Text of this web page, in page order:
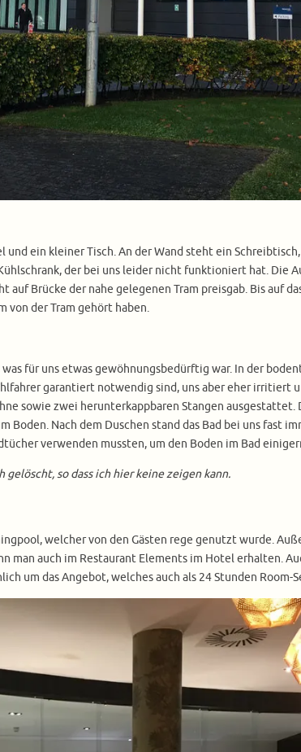
ein kleiner Tisch. An der Wand steht ein
der bei uns leider nicht funktioniert hat. Die
Brücke der nahe gelegenen Tram preisgab. Bis auf
von der Tram gehört haben.
für uns etwas gewöhnungsbedürftig war. In der
garantiert notwendig sind, uns aber eher irritiert
sowie zwei herunterkappbaren Stangen
Boden. Nach dem Duschen stand das Bad bei uns fast
verwenden mussten, um den Boden im Bad
so dass ich hier keine zeigen kann.
welcher von den Gästen rege genutzt wurde.
man auch im Restaurant Elements im Hotel erhalten.
um das Angebot, welches auch als 24 Stunden Room-